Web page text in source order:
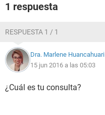
1 respuesta
RESPUESTA 1 / 1
Dra. Marlene Huancahuari
15 jun 2016 a las 05:03
¿Cuál es tu consulta?